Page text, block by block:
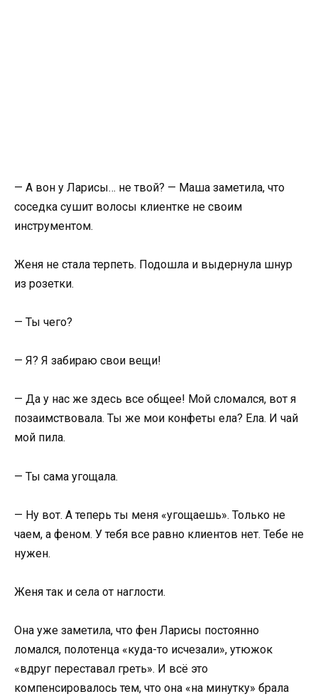
— А вон у Ларисы… не твой? — Маша заметила, что
соседка сушит волосы клиентке не своим
инструментом.
Женя не стала терпеть. Подошла и выдернула шнур
из розетки.
— Ты чего?
— Я? Я забираю свои вещи!
— Да у нас же здесь все общее! Мой сломался, вот я
позаимствовала. Ты же мои конфеты ела? Ела. И чай
мой пила.
— Ты сама угощала.
— Ну вот. А теперь ты меня «угощаешь». Только не
чаем, а феном. У тебя все равно клиентов нет. Тебе не
нужен.
Женя так и села от наглости.
Она уже заметила, что фен Ларисы постоянно
ломался, полотенца «куда-то исчезали», утюжок
«вдруг переставал греть». И всё это
компенсировалось тем, что она «на минутку» брала